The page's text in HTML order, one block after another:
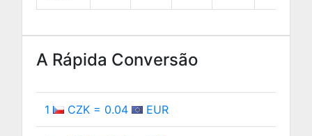
A Rápida Conversão
1 CZK = 0.04 EUR